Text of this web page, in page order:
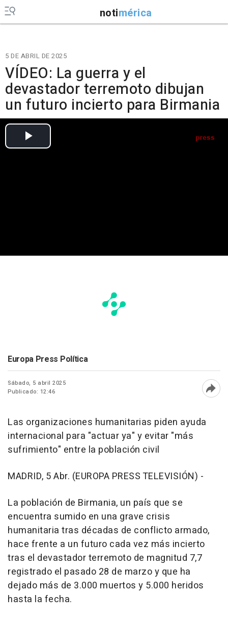
notimérica
5 DE ABRIL DE 2025
VÍDEO: La guerra y el
devastador terremoto dibujan
un futuro incierto para Birmania
Europa Press Política
Sábado, 5 abril 2025
Publicado: 12:46
Las organizaciones humanitarias piden ayuda
internacional para "actuar ya" y evitar "más
sufrimiento" entre la población civil
MADRID, 5 Abr. (EUROPA PRESS TELEVISIÓN) -
La población de Birmania, un país que se
encuentra sumido en una grave crisis
humanitaria tras décadas de conflicto armado,
hace frente a un futuro cada vez más incierto
tras el devastador terremoto de magnitud 7,7
registrado el pasado 28 de marzo y que ha
dejado más de 3.000 muertos y 5.000 heridos
hasta la fecha.